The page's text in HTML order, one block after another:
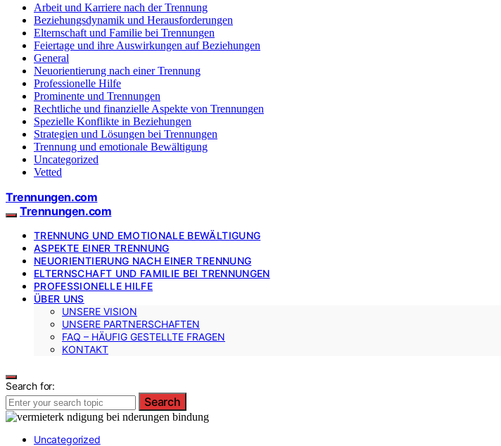
Arbeit und Karriere nach der Trennung
Beziehungsdynamik und Herausforderungen
Elternschaft und Familie bei Trennungen
Feiertage und ihre Auswirkungen auf Beziehungen
General
Neuorientierung nach einer Trennung
Professionelle Hilfe
Prominente und Trennungen
Rechtliche und finanzielle Aspekte von Trennungen
Spezielle Konflikte in Beziehungen
Strategien und Lösungen bei Trennungen
Trennung und emotionale Bewältigung
Uncategorized
Vetted
Trennungen.com
Trennungen.com
TRENNUNG UND EMOTIONALE BEWÄLTIGUNG
ASPEKTE EINER TRENNUNG
NEUORIENTIERUNG NACH EINER TRENNUNG
ELTERNSCHAFT UND FAMILIE BEI TRENNUNGEN
PROFESSIONELLE HILFE
ÜBER UNS
UNSERE VISION
UNSERE PARTNERSCHAFTEN
FAQ – HÄUFIG GESTELLTE FRAGEN
KONTAKT
Search for:
Search
Uncategorized